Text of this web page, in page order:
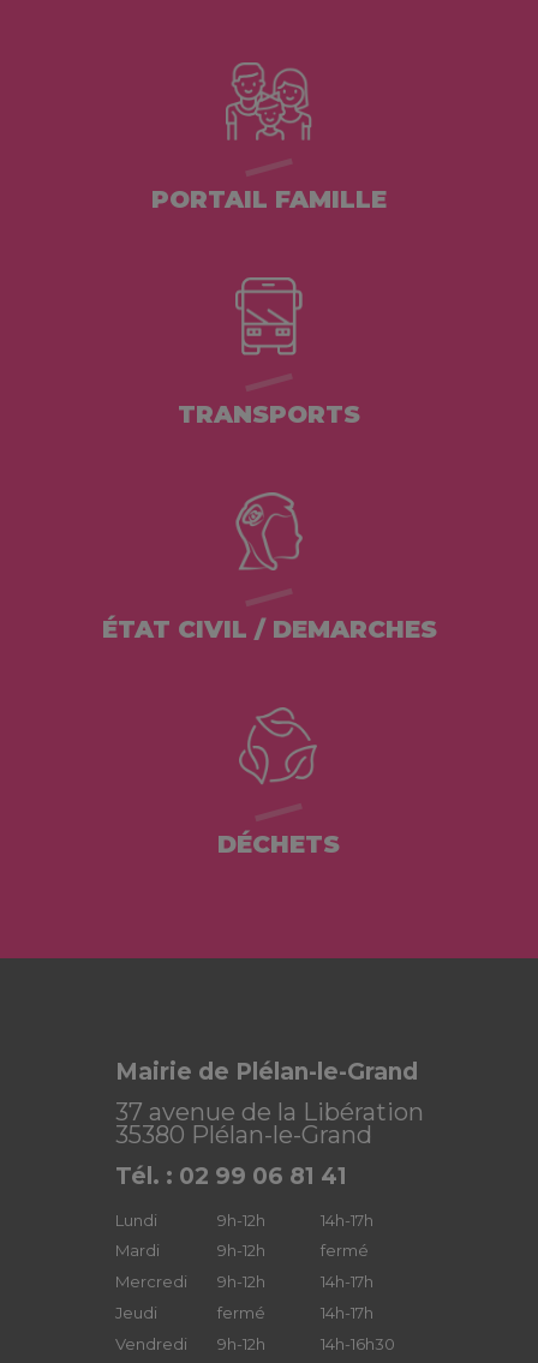
PORTAIL FAMILLE
TRANSPORTS
ÉTAT CIVIL / DEMARCHES
DÉCHETS
Mairie de Plélan-le-Grand
37 avenue de la Libération
35380 Plélan-le-Grand
Tél. : 02 99 06 81 41
Lundi 9h-12h
14h-17h
Mardi
9h-12h
fermé
Mercredi
9h-12h
14h-17h
Jeudi
fermé
14h-17h
Vendredi
9h-12h
14h-16h30